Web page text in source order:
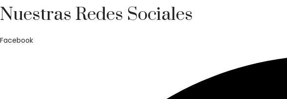
Nuestras Redes Sociales
Facebook